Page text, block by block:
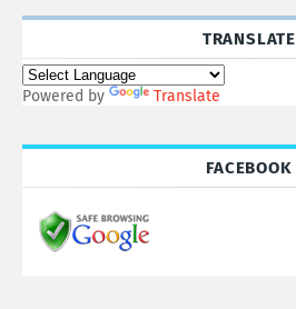
TRANSLATE
Powered by Translate
FACEBOOK